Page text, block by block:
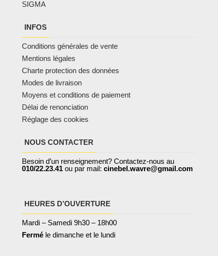
SIGMA
INFOS
Conditions générales de vente
Mentions légales
Charte protection des données
Modes de livraison
Moyens et conditions de paiement
Délai de renonciation
Réglage des cookies
NOUS CONTACTER
Besoin d’un renseignement? Contactez-nous au
010/22.23.41 ou par mail: cinebel.wavre@gmail.com
HEURES D’OUVERTURE
Mardi – Samedi 9h30 – 18h00
Fermé le dimanche et le lundi